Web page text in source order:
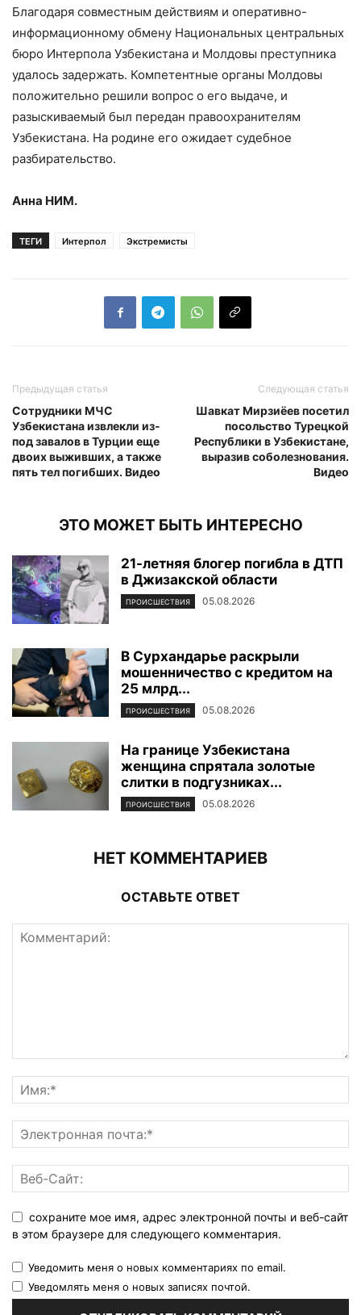
Благодаря совместным действиям и оперативно-
информационному обмену Национальных центральных
бюро Интерпола Узбекистана и Молдовы преступника
удалось задержать. Компетентные органы Молдовы
положительно решили вопрос о его выдаче, и
разыскиваемый был передан правоохранителям
Узбекистана. На родине его ожидает судебное
разбирательство.
Анна НИМ.
ТЕГИ Интерпол Экстремисты
Предыдущая статья
Сотрудники МЧС
Узбекистана извлекли из-
под завалов в Турции еще
двоих выживших, а также
пять тел погибших. Видео
Следующая статья
Шавкат Мирзиёев посетил
посольство Турецкой
Республики в Узбекистане,
выразив соболезнования.
Видео
ЭТО МОЖЕТ БЫТЬ ИНТЕРЕСНО
21-летняя блогер погибла в ДТП
в Джизакской области
ПРОИСШЕСТВИЯ 05.08.2026
В Сурхандарье раскрыли
мошенничество с кредитом на
25 млрд...
ПРОИСШЕСТВИЯ 05.08.2026
На границе Узбекистана
женщина спрятала золотые
слитки в подгузниках...
ПРОИСШЕСТВИЯ 05.08.2026
НЕТ КОММЕНТАРИЕВ
ОСТАВЬТЕ ОТВЕТ
сохраните мое имя, адрес электронной почты и веб-сайт
в этом браузере для следующего комментария.
Уведомить меня о новых комментариях по email.
Уведомлять меня о новых записях почтой.